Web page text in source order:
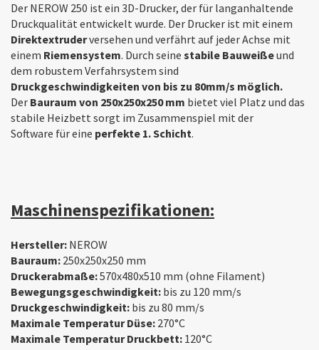
Der NEROW 250 ist ein 3D-Drucker, der für langanhaltende
Druckqualität entwickelt wurde. Der Drucker ist mit einem
Direktextruderversehen und verfährt auf jeder Achse mit
einem Riemensystem. Durch seine stabile Bauweißeund
dem robustem Verfahrsystem sind
Druckgeschwindigkeiten von bis zu 80mm/s möglich.
Der Bauraum von 250x250x250 mm bietet viel Platz und das
stabile Heizbett sorgt im Zusammenspiel mit der
Software für eine perfekte 1. Schicht.
Maschinenspezifikationen:
Hersteller: NEROW
Bauraum: 250x250x250 mm
Druckerabmaße:570x480x510 mm (ohne Filament)
Bewegungsgeschwindigkeit: bis zu 120 mm/s
Druckgeschwindigkeit: bis zu 80 mm/s
Maximale Temperatur Düse: 270°C
Maximale Temperatur Druckbett: 120°C